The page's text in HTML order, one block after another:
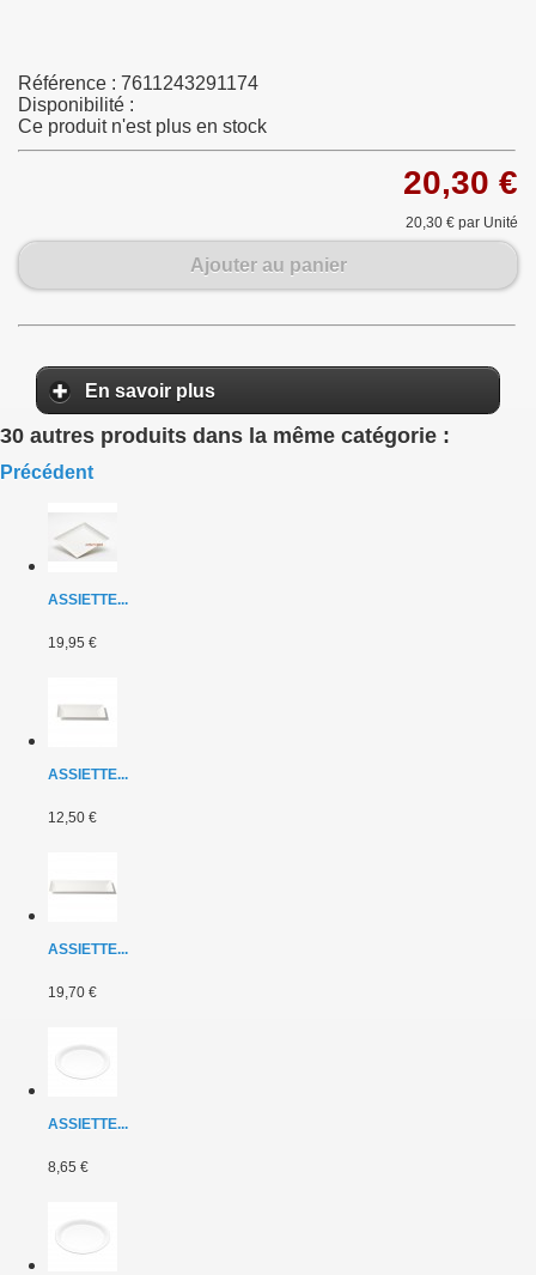
Référence : 7611243291174
Disponibilité :
Ce produit n'est plus en stock
20,30 €
20,30 € par Unité
Ajouter au panier
En savoir plus
30 autres produits dans la même catégorie :
Précédent
ASSIETTE...
19,95 €
ASSIETTE...
12,50 €
ASSIETTE...
19,70 €
ASSIETTE...
8,65 €